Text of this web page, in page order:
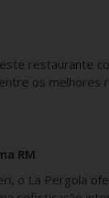
restaurante
os melhores
RM
o La Pergola